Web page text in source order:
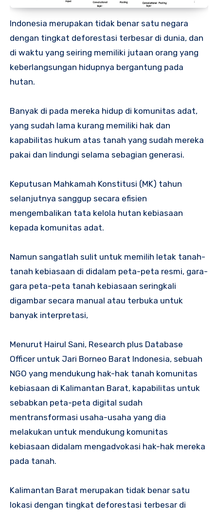
Indonesia merupakan tidak benar satu negara
dengan tingkat deforestasi terbesar di dunia, dan
di waktu yang seiring memiliki jutaan orang yang
keberlangsungan hidupnya bergantung pada
hutan.
Banyak di pada mereka hidup di komunitas adat,
yang sudah lama kurang memiliki hak dan
kapabilitas hukum atas tanah yang sudah mereka
pakai dan lindungi selama sebagian generasi.
Keputusan Mahkamah Konstitusi (MK) tahun
selanjutnya sanggup secara efisien
mengembalikan tata kelola hutan kebiasaan
kepada komunitas adat.
Namun sangatlah sulit untuk memilih letak tanah-
tanah kebiasaan di didalam peta-peta resmi, gara-
gara peta-peta tanah kebiasaan seringkali
digambar secara manual atau terbuka untuk
banyak interpretasi,
Menurut Hairul Sani, Research plus Database
Officer untuk Jari Borneo Barat Indonesia, sebuah
NGO yang mendukung hak-hak tanah komunitas
kebiasaan di Kalimantan Barat, kapabilitas untuk
sebabkan peta-peta digital sudah
mentransformasi usaha-usaha yang dia
melakukan untuk mendukung komunitas
kebiasaan didalam mengadvokasi hak-hak mereka
pada tanah.
Kalimantan Barat merupakan tidak benar satu
lokasi dengan tingkat deforestasi terbesar di